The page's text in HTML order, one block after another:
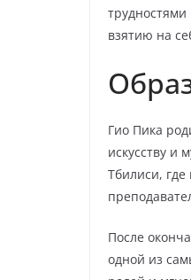
взятию на
Гио Пика
искусству и
Тбилиси,
После
одной из